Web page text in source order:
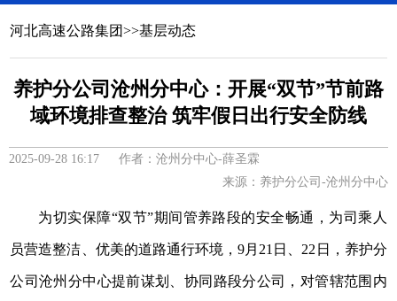
河北高速公路集团>>基层动态
养护分公司沧州分中心：开展“双节”节前路
域环境排查整治 筑牢假日出行安全防线
2025-09-28 16:17 作者：沧州分中心-薛圣霖
来源：养护分公司-沧州分中心
为切实保障“双节”期间管养路段的安全畅通，为司乘人
员营造整洁、优美的道路通行环境，9月21日、22日，养护分
公司沧州分中心提前谋划、协同路段分公司，对管辖范围内